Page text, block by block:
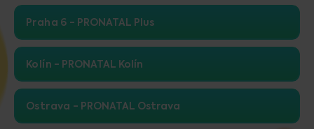
Praha 6 PRONATAL Plus
Kolín PRONATAL Kolín
Ostrava PRONATAL Ostrava